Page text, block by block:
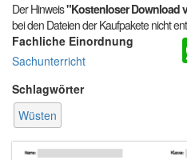
Der Hinweis"Kostenloser Download
bei den Dateien der Kaufpakete nicht
Fachliche Einordnung
Sachunterricht
Schlagwörter
Wüsten